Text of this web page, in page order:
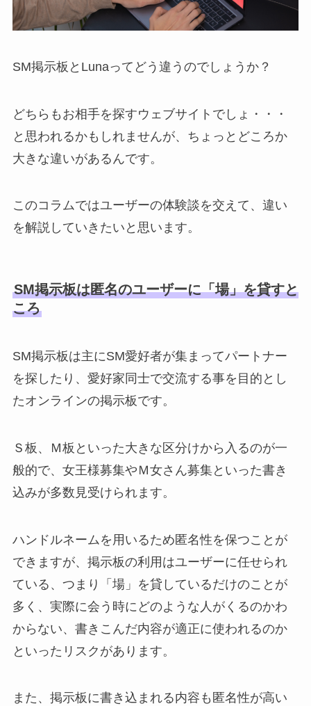
SM掲示板とLunaってどう違うのでしょうか？
どちらもお相手を探すウェブサイトでしょ・・・
と思われるかもしれませんが、ちょっとどころか
大きな違いがあるんです。
このコラムではユーザーの体験談を交えて、違い
を解説していきたいと思います。
SM掲示板は匿名のユーザーに「場」を貸すと
ころ
SM掲示板は主にSM愛好者が集まってパートナー
を探したり、愛好家同士で交流する事を目的とし
たオンラインの掲示板です。
Ｓ板、Ｍ板といった大きな区分けから入るのが一
般的で、女王様募集やＭ女さん募集といった書き
込みが多数見受けられます。
ハンドルネームを用いるため匿名性を保つことが
できますが、掲示板の利用はユーザーに任せられ
ている、つまり「場」を貸しているだけのことが
多く、実際に会う時にどのような人がくるのかわ
からない、書きこんだ内容が適正に使われるのか
といったリスクがあります。
また、掲示板に書き込まれる内容も匿名性が高い